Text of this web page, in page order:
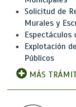
Solicitud de
Murales y
Espectáculos
Explotación
Públicos
MÁS